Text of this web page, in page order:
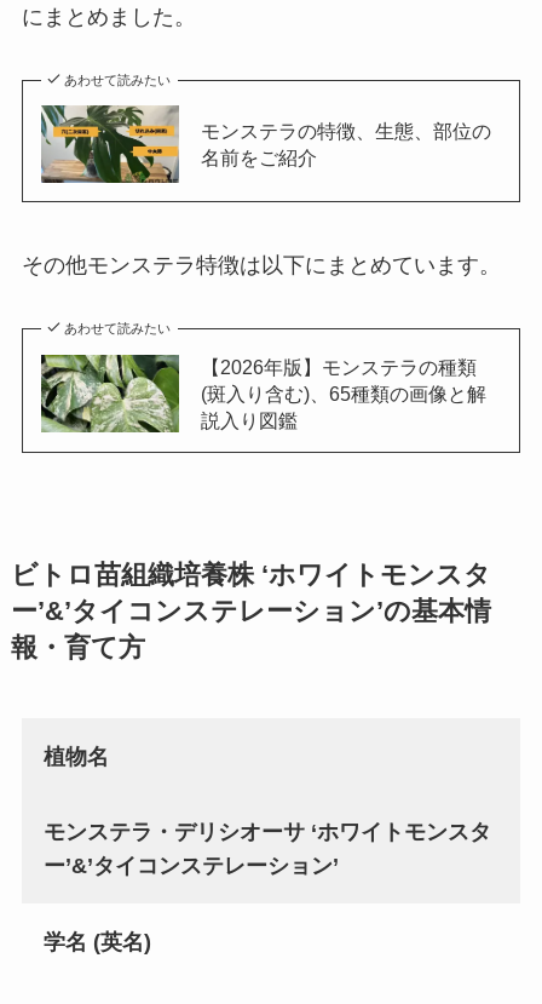
にまとめました。
あわせて読みたい
モンステラの特徴、生態、部位の
名前をご紹介
その他モンステラ特徴は以下にまとめています。
あわせて読みたい
【2026年版】モンステラの種類
(斑入り含む)、65種類の画像と解
説入り図鑑
ビトロ苗組織培養株 ‘ホワイトモンスタ
ー’&’タイコンステレーション’の基本情
報・育て方
植物名
モンステラ・デリシオーサ ‘ホワイトモンスタ
ー’&’タイコンステレーション’
学名 (英名)